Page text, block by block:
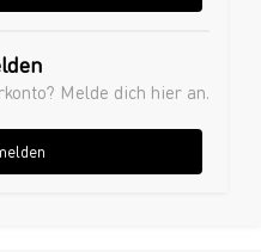
Melde dich hier an.